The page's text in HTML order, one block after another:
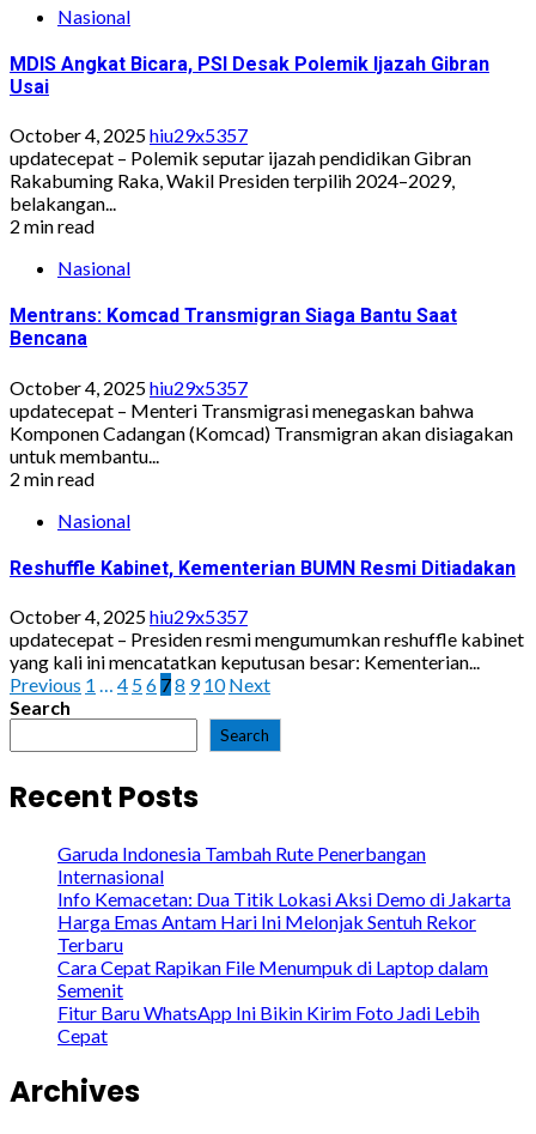
Nasional
MDIS Angkat Bicara, PSI Desak Polemik Ijazah Gibran
Usai
October 4, 2025hiu29x5357
updatecepat – Polemik seputar ijazah pendidikan Gibran
Rakabuming Raka, Wakil Presiden terpilih 2024–2029,
belakangan...
2 min read
Nasional
Mentrans: Komcad Transmigran Siaga Bantu Saat
Bencana
October 4, 2025hiu29x5357
updatecepat – Menteri Transmigrasi menegaskan bahwa
Komponen Cadangan (Komcad) Transmigran akan disiagakan
untuk membantu...
2 min read
Nasional
Reshuffle Kabinet, Kementerian BUMN Resmi Ditiadakan
October 4, 2025hiu29x5357
updatecepat – Presiden resmi mengumumkan reshuffle kabinet
yang kali ini mencatatkan keputusan besar: Kementerian...
Posts
Previous 1 … 4 56 78 9 10 Next
Search
Search
Recent Posts
Garuda Indonesia Tambah Rute Penerbangan
Internasional
Info Kemacetan: Dua Titik Lokasi Aksi Demo di Jakarta
Harga Emas Antam Hari Ini Melonjak Sentuh Rekor
Terbaru
Cara Cepat Rapikan File Menumpuk di Laptop dalam
Semenit
Fitur Baru WhatsApp Ini Bikin Kirim Foto Jadi Lebih
Cepat
Archives